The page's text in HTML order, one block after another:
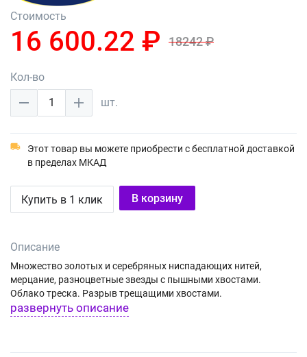
Стоимость
16 600.22 ₽ 18242 ₽
Кол-во
1
шт.
Этот товар вы можете приобрести с бесплатной доставкой
в пределах МКАД
Купить в 1 клик В корзину
Описание
Множество золотых и серебряных ниспадающих нитей,
мерцание, разноцветные звезды с пышными хвостами.
Облако треска. Разрыв трещащими хвостами.
развернуть описание